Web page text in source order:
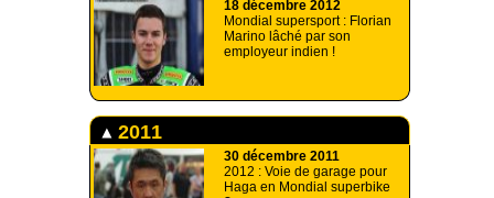
18 décembre 2012
Mondial supersport : Florian
Marino lâché par son
employeur indien !
2011
30 décembre 2011
2012 : Voie de garage pour
Haga en Mondial superbike